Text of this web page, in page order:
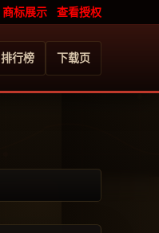
商标展示 查看授权
排行榜 下载页